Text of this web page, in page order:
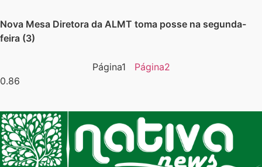
Nova Mesa Diretora da ALMT toma posse na segunda-
feira (3)
Página1 Página2